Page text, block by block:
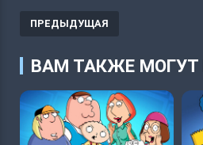
ПРЕДЫДУЩАЯ
ВАМ ТАКЖЕ МОГУТ